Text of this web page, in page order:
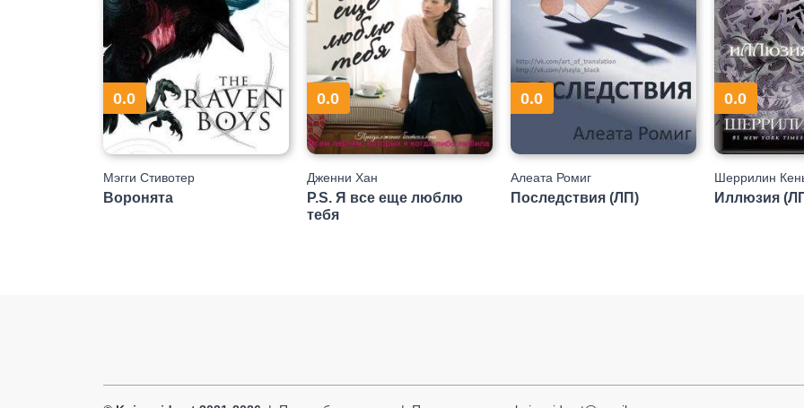
0.0
Мэгги Стивотер
Воронята
0.0
Дженни Хан
P.S. Я все еще люблю
тебя
0.0
Алеата Ромиг
Последствия (ЛП)
0.0
Шеррилин
Иллюзия